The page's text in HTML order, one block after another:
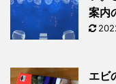
案内
エビ